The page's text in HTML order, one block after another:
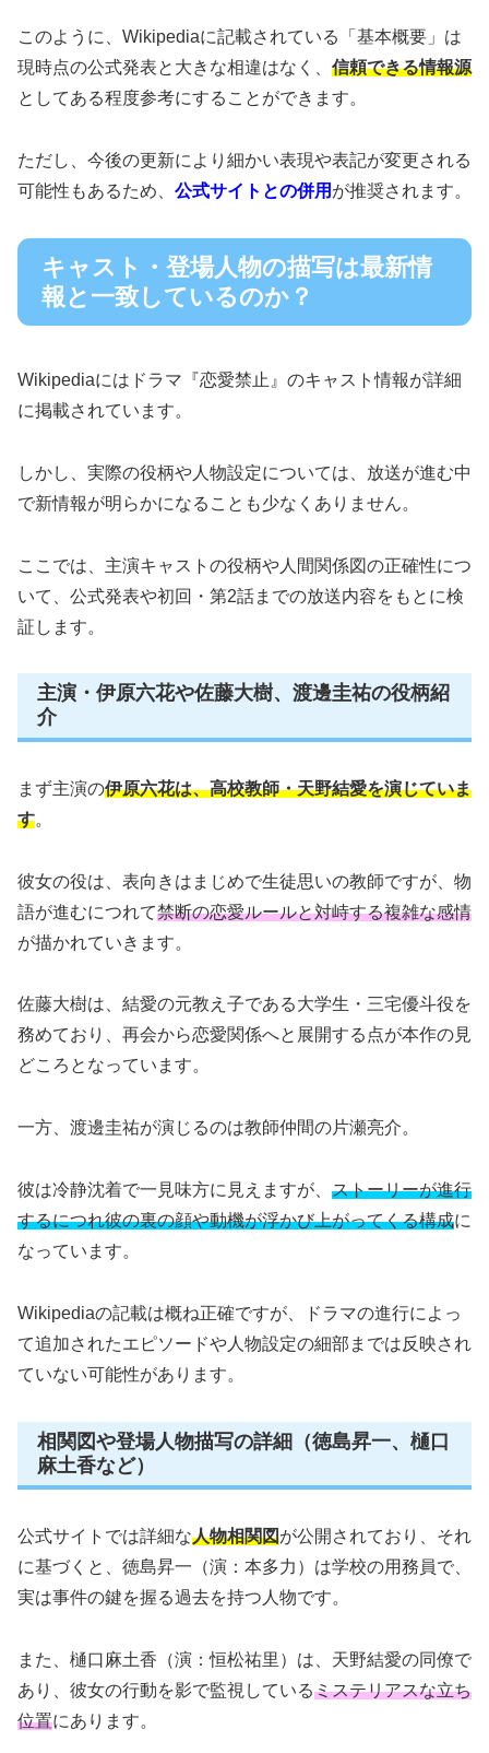
このように、Wikipediaに記載されている「基本概要」は
現時点の公式発表と大きな相違はなく、 信頼できる情報源
としてある程度参考にすることができます。
ただし、今後の更新により細かい表現や表記が変更される
可能性もあるため、 公式サイトとの併用 が推奨されます。
キャスト・登場人物の描写は最新情
報と一致しているのか？
Wikipediaにはドラマ『恋愛禁止』のキャスト情報が詳細
に掲載されています。
しかし、実際の役柄や人物設定については、放送が進む中
で新情報が明らかになることも少なくありません。
ここでは、主演キャストの役柄や人間関係図の正確性につ
いて、公式発表や初回・第2話までの放送内容をもとに検
証します。
主演・伊原六花や佐藤大樹、渡邊圭祐の役柄紹
介
まず主演の伊原六花は、高校教師・天野結愛を演じていま
す。
彼女の役は、表向きはまじめで生徒思いの教師ですが、物
語が進むにつれて禁断の恋愛ルールと対峙する複雑な感情
が描かれていきます。
佐藤大樹は、結愛の元教え子である大学生・三宅優斗役を
務めており、再会から恋愛関係へと展開する点が本作の見
どころとなっています。
一方、渡邊圭祐が演じるのは教師仲間の片瀬亮介。
彼は冷静沈着で一見味方に見えますが、 ストーリーが進行
するにつれ彼の裏の顔や動機が浮かび上がってくる構成に
なっています。
Wikipediaの記載は概ね正確ですが、ドラマの進行によっ
て追加されたエピソードや人物設定の細部までは反映され
ていない可能性があります。
相関図や登場人物描写の詳細（徳島昇一、樋口
麻土香など）
公式サイトでは詳細な人物相関図が公開されており、それ
に基づくと、徳島昇一（演：本多力）は学校の用務員で、
実は事件の鍵を握る過去を持つ人物です。
また、樋口麻土香（演：恒松祐里）は、天野結愛の同僚で
あり、彼女の行動を影で監視しているミステリアスな立ち
位置にあります。